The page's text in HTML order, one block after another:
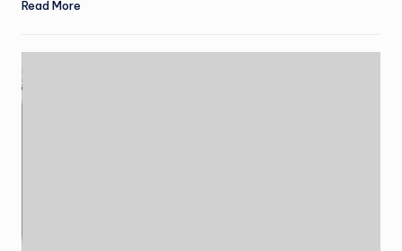
Read More